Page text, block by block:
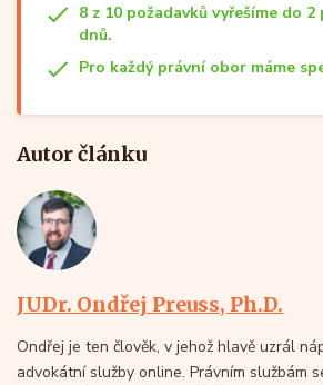
8 z 10 požadavků vyřešíme do 2
dnů.
Pro každý právní obor máme
Autor článku
JUDr. Ondřej Preuss, Ph.D.
Ondřej je ten člověk, v jehož hlavě uzrál
advokátní služby online. Právním službám